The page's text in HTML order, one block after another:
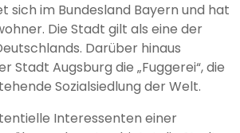
sich im Bundesland Bayern und hat
Die Stadt gilt als eine der
Darüber hinaus
Stadt Augsburg die „Fuggerei“, die
Sozialsiedlung der Welt.
Interessenten einer